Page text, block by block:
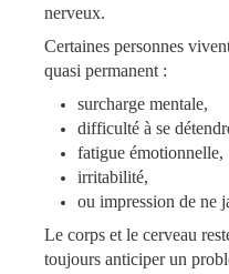
nerveux.
​​​​​​​Certaines personnes
quasi permanent :
surcharge mentale,
difficulté à se
fatigue émotionnelle,
irritabilité,
ou impression de ne
​​​​​​​Le corps et le cerveau
toujours anticiper un